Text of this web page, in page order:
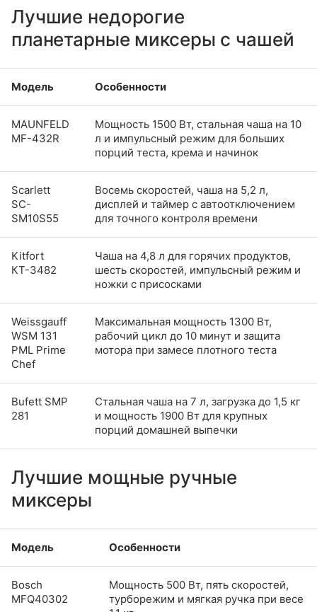
Лучшие недорогие
планетарные миксеры с чашей
Модель Особенности
MAUNFELD
MF-432R
Мощность 1500 Вт, стальная чаша на 10
л и импульсный режим для больших
порций теста, крема и начинок
Scarlett
SC-
SM10S55
Восемь скоростей, чаша на 5,2 л,
дисплей и таймер с автоотключением
для точного контроля времени
Kitfort
КТ-3482
Чаша на 4,8 л для горячих продуктов,
шесть скоростей, импульсный режим и
ножки с присосками
Weissgauff
WSM 131
PML Prime
Chef
Максимальная мощность 1300 Вт,
рабочий цикл до 10 минут и защита
мотора при замесе плотного теста
Bufett SMP
281
Стальная чаша на 7 л, загрузка до 1,5 кг
и мощность 1900 Вт для крупных
порций домашней выпечки
Лучшие мощные ручные
миксеры
Модель Особенности
Bosch
MFQ40302
Мощность 500 Вт, пять скоростей,
турборежим и мягкая ручка при весе